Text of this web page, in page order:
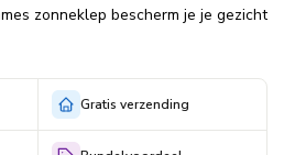
zonneklep bescherm je je gezicht
lekker koel blijft. Ideaal voor
je van extra ventilatie, zonder in
Gratis verzending